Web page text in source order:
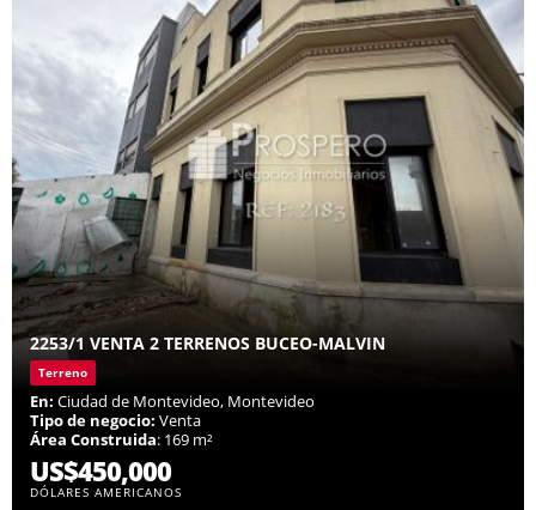
2253/1 VENTA 2 TERRENOS BUCEO-MALVIN
Terreno
En: Ciudad de Montevideo, Montevideo
Tipo de negocio: Venta
Área Construida: 169 m²
US$450,000
DÓLARES AMERICANOS